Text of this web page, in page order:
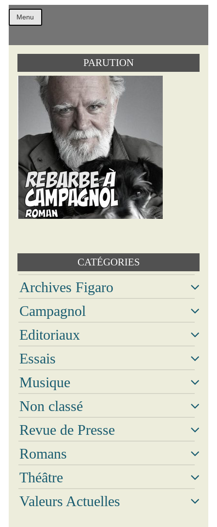
Christian
Combaz
Textes
Archives
Photos
Vidéos
Menu
PARUTION
CATÉGORIES
Archives Figaro
Campagnol
Editoriaux
Essais
Musique
Non classé
Revue de Presse
Romans
Théâtre
Valeurs Actuelles